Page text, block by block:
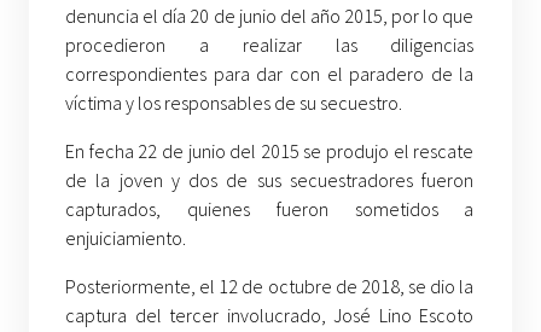
denuncia el día 20 de junio del año 2015, por lo que
procedieron a realizar las diligencias
correspondientes para dar con el paradero de la
víctima y los responsables de su secuestro.
En fecha 22 de junio del 2015 se produjo el rescate
de la joven y dos de sus secuestradores fueron
capturados, quienes fueron sometidos a
enjuiciamiento.
Posteriormente, el 12 de octubre de 2018, se dio la
captura del tercer involucrado, José Lino Escoto